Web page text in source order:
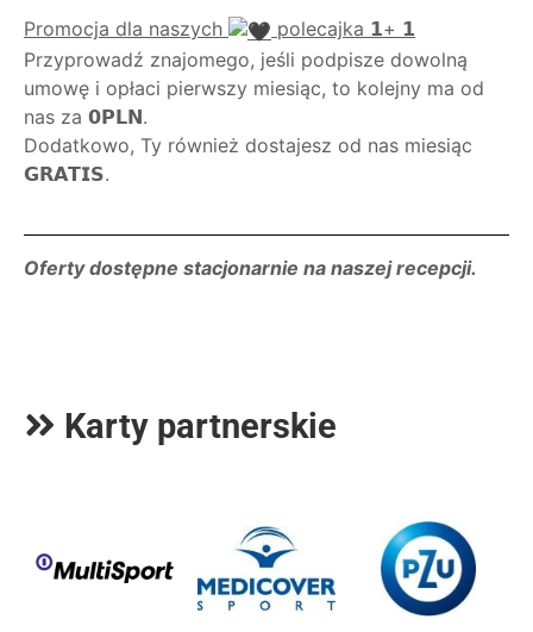
Promocja dla naszych
polecajka 𝟭+ 𝟭
Przyprowadź znajomego, jeśli podpisze dowolną
umowę i opłaci pierwszy miesiąc, to kolejny ma od
nas za 𝟬𝗣𝗟𝗡.
Dodatkowo, Ty również dostajesz od nas miesiąc
𝗚𝗥𝗔𝗧𝗜𝗦.
Oferty dostępne stacjonarnie na naszej recepcji.
Karty partnerskie